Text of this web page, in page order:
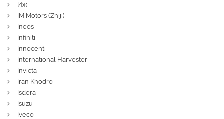
Иж
IM Motors (Zhiji)
Ineos
Infiniti
Innocenti
International Harvester
Invicta
Iran Khodro
Isdera
Isuzu
Iveco